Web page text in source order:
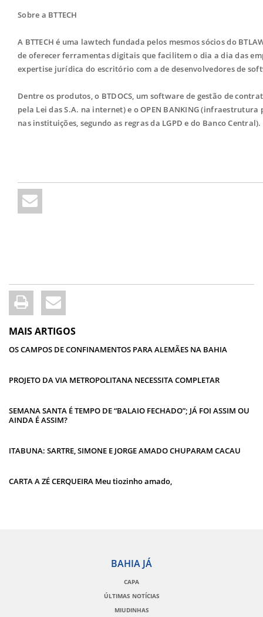
Sobre a BTTECH
A BTTECH é uma lawtech fundada pelos mesmos sócios do
de oferecer ferramentas digitais que facilitem o dia a dia das
expertise jurídica do escritório com a de desenvolvedores de
Dentre os produtos, o BTDOCS, um software de gestão de
pela Lei das S.A. na internet) e o OPEN BANKING
nas instituições, segundo as regras da LGPD e do Banco Central).
MAIS ARTIGOS
OS CAMPOS DE CONFINAMENTOS PARA ALEMÃES NA BAHIA
PROJETO DA VIA METROPOLITANA NECESSITA COMPLETAR
SEMANA SANTA É TEMPO DE “BALAIO FECHADO”; JÁ FOI ASSIM OU
AINDA É ASSIM?
ITABUNA: SARTRE, SIMONE E JORGE AMADO CHUPARAM CACAU
CARTA A ZÉ CERQUEIRA Meu tiozinho amado,
BAHIA JÁ
CAPA
ÚLTIMAS NOTÍCIAS
MIUDINHAS